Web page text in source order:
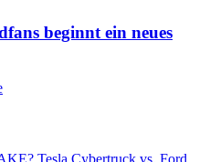
beginnt ein neues